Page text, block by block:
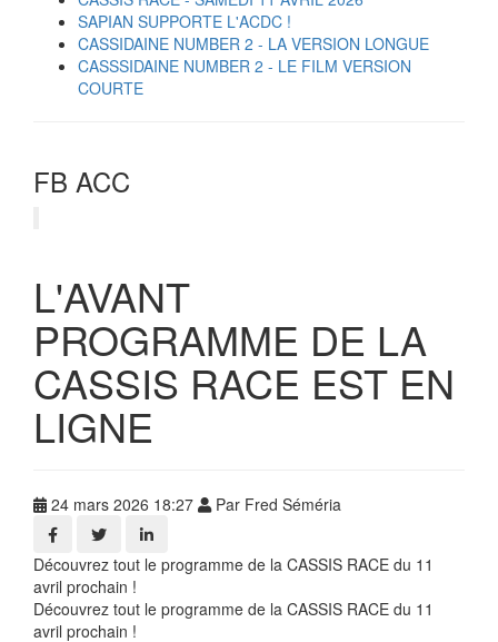
SAPIAN SUPPORTE L'ACDC !
CASSIDAINE NUMBER 2 - LA VERSION LONGUE
CASSSIDAINE NUMBER 2 - LE FILM VERSION
COURTE
FB ACC
L'AVANT
PROGRAMME DE LA
CASSIS RACE EST EN
LIGNE
24 mars 2026 18:27 Par Fred Séméria
Découvrez tout le programme de la CASSIS RACE du 11
avril prochain !
Découvrez tout le programme de la CASSIS RACE du 11
avril prochain !